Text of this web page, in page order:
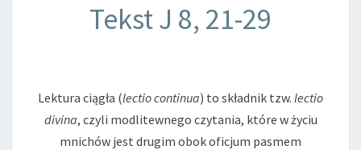
Tekst J 8, 21-29
Lektura ciągła (lectio continua) to składnik tzw. lectio
divina, czyli modlitewnego czytania, które w życiu
mnichów jest drugim obok oficjum pasmem